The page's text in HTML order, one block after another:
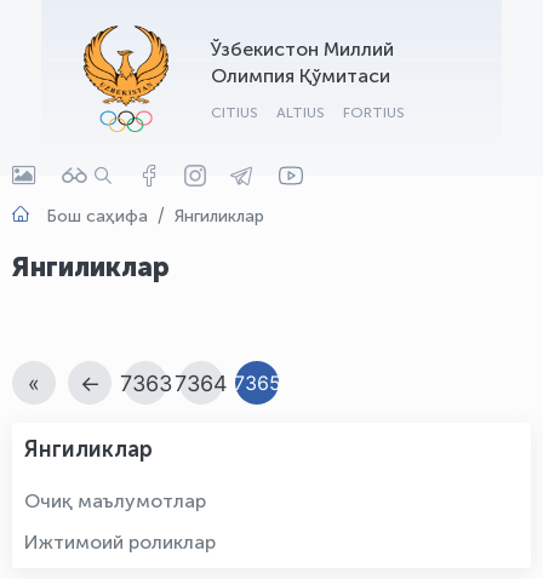
Ўзбекистон Миллий
Олимпия Қўмитаси
CITIUS ALTIUS FORTIUS
Бош саҳифа Янгиликлар
Янгиликлар
« ← 73637364 7365
Янгиликлар
Очиқ маълумотлар
Ижтимоий роликлар
OLYMPCHIK AI - yordamchi
Онлайн · olympic.uz